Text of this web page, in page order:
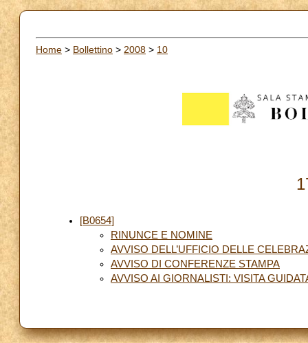
Home > Bollettino > 2008 > 10
[B0654]
RINUNCE E NOMINE
AVVISO DELL’UFFICIO DELLE
AVVISO DI CONFERENZE STAMPA
AVVISO AI GIORNALISTI: VISITA